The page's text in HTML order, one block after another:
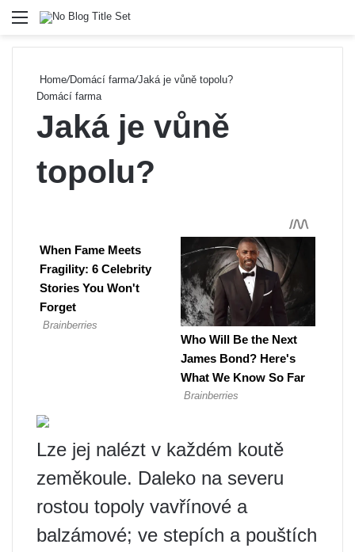
Menu
Home/Domácí farma/Jaká je vůně topolu?
Domácí farma
Jaká je vůně
topolu?
Lze jej nalézt v každém koutě
zeměkoule. Daleko na severu
rostou topoly vavřínové a
balzámové; ve stepích a pouštích